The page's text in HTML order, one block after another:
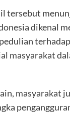
tersebut
dikenal
masyarakat
masyarakat